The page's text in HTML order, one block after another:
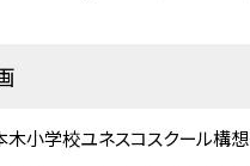
小学校ユネスコスクール構想